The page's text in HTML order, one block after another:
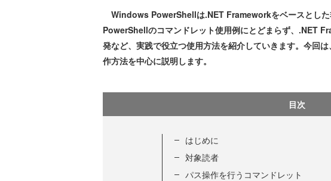
Windows PowerShellは.NET Frameworkをベースとした
PowerShellのコマンドレット使用例にとどまらず、.NET
発など、実践で役立つ使用方法を紹介していきます。今回
作方法を中心に説明します。
目次
はじめに
対象読者
パス操作を行うコマンドレット